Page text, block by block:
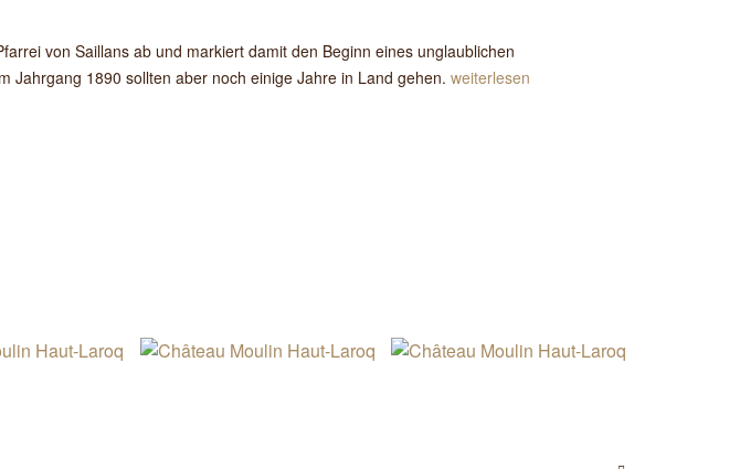
von Saillans ab und markiert damit den Beginn eines unglaublichen
Jahrgang 1890 sollten aber noch einige Jahre in Land gehen. weiterlesen